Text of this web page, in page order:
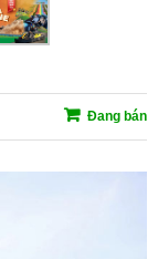
Đang bán